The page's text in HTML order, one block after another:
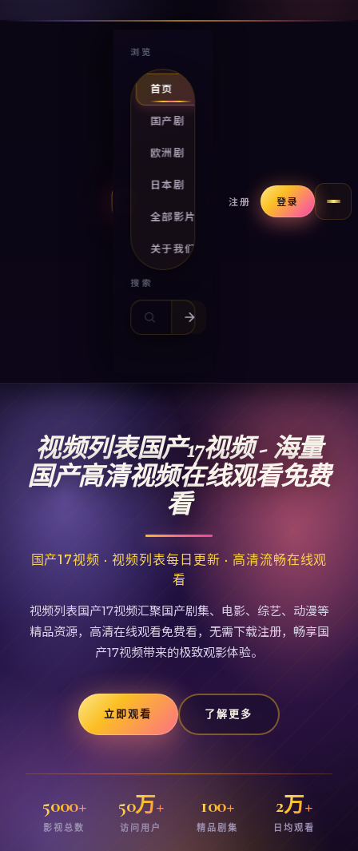
浏览
首页
国产剧
欧洲剧
日本剧
全部影片
关于我们
搜索
注册 登录
视频列表国产17视频 - 海量
国产高清视频在线观看免费
看
国产17视频 · 视频列表每日更新 · 高清流畅在线观
看
视频列表国产17视频汇聚国产剧集、电影、综艺、动漫等
精品资源，高清在线观看免费看，无需下载注册，畅享国
产17视频带来的极致观影体验。
立即观看 了解更多
5000+
影视总数
50万+
访问用户
100+
精品剧集
2万+
日均观看